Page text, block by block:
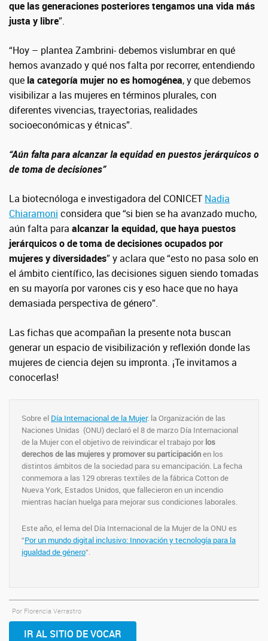
que las generaciones posteriores tengamos una vida más
justa y libre”.
“Hoy – plantea Zambrini- debemos vislumbrar en qué
hemos avanzado y qué nos falta por recorrer, entendiendo
que la categoría mujer no es homogénea, y que debemos
visibilizar a las mujeres en términos plurales, con
diferentes vivencias, trayectorias, realidades
socioeconómicas y étnicas”.
“Aún falta para alcanzar la equidad en puestos jerárquicos o
de toma de decisiones”
La biotecnóloga e investigadora del CONICETNadia
Chiaramoni considera que“si bien se ha avanzado mucho,
aún falta para alcanzar la equidad, que haya puestos
jerárquicos o de toma de decisiones ocupados por
mujeres y diversidades” y aclara que “esto no pasa solo en
el ámbito científico, las decisiones siguen siendo tomadas
en su mayoría por varones cis y eso hace que no haya
demasiada perspectiva de género”.
Las fichas que acompañan la presente nota buscan
generar un espacio de visibilización y reflexión donde las
mujeres de ciencia dejen su impronta. ¡Te invitamos a
conocerlas!
Sobre el Día Internacional de la Mujer: la Organización de las
Naciones Unidas (ONU) declaró el 8 de marzo Día Internacional
de la Mujer con el objetivo de reivindicar el trabajo porlos
derechos de las mujeres y promover su participaciónen los
distintos ámbitos de la sociedad para su emancipación. La fecha
conmemora a las 129 obreras textiles de la fábrica Cotton de
Nueva York, Estados Unidos, que fallecieron en un incendio
mientras hacían huelga para mejorar sus condiciones laborales.
Este año, el lema del Día Internacional de la Mujer de la ONU es
“Por un mundo digital inclusivo: Innovación y tecnología para la
igualdad de género“.
Por Florencia Verrastro
IR AL SITIO DE VOCAR